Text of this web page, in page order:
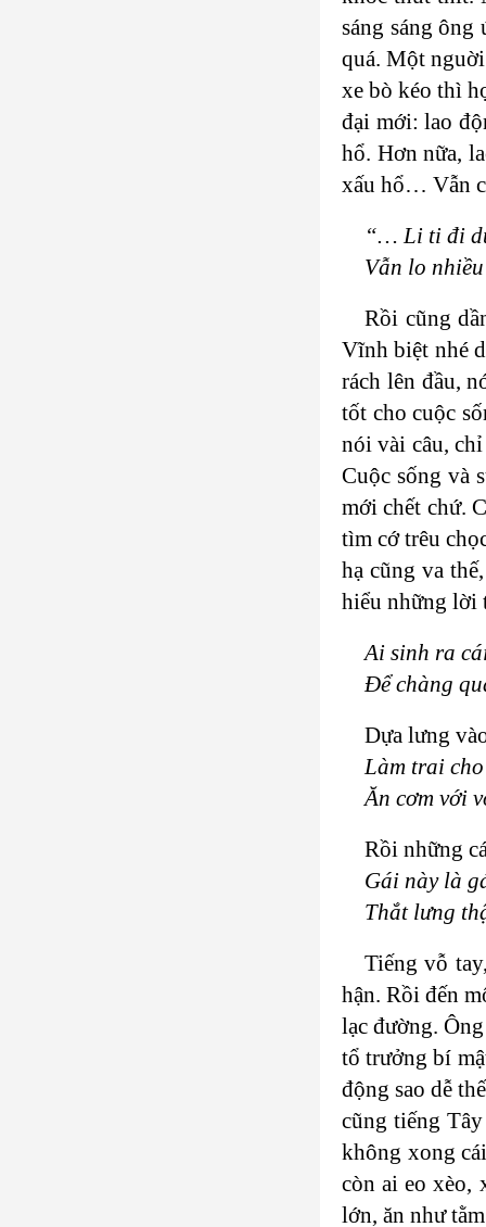
sáng sáng
quá. Một
xe bò kéo thì
đại mới: lao
hổ. Hơn nữa,
xấu hổ… Vẫn
“… Li ti đi
Vẫn lo
Rồi cũng
Vĩnh biệt nhé
rách lên đầu,
tốt cho cuộc
nói vài câu,
Cuộc sống và
mới chết chứ.
tìm cớ trêu
hạ cũng va
hiểu những lời
Ai sinh ra
Để chàng
Dựa lưng
Làm trai
Ăn cơm với
Rồi những
Gái này là
Thắt lưng
Tiếng vỗ
hận. Rồi đến
lạc đường.
tổ trưởng bí
động sao dễ
cũng tiếng
không xong
còn ai eo xèo,
lớn, ăn như